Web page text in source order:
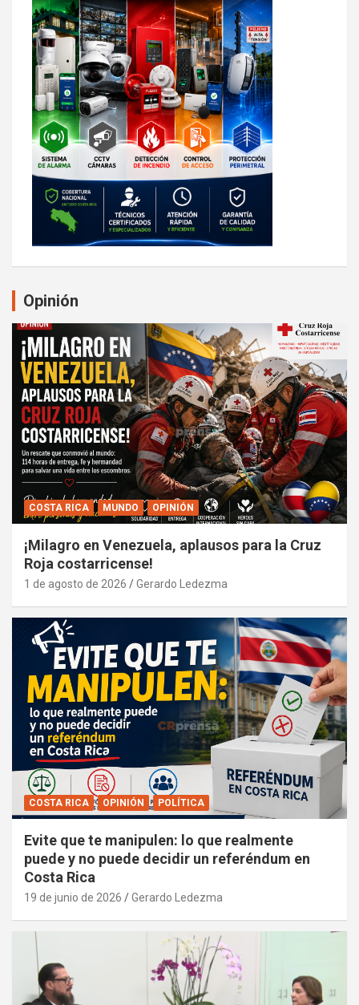
Opinión
COSTA RICA MUNDO OPINIÓN
¡Milagro en Venezuela, aplausos para la Cruz
Roja costarricense!
1 de agosto de 2026 Gerardo Ledezma
COSTA RICA OPINIÓN POLÍTICA
Evite que te manipulen: lo que realmente
puede y no puede decidir un referéndum en
Costa Rica
19 de junio de 2026 Gerardo Ledezma